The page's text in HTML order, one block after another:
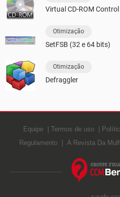
Virtual CD-ROM Control
Otimização
SetFSB (32 e 64 bits)
Otimização
Defraggler
Equipe Termos de uso
Regulamento
A Revista Da